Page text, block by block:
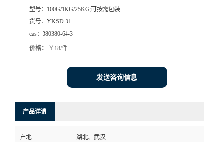
型号： 100G/1KG/25KG;可按需包装
货号： YKSD-01
cas： 380380-64-3
价格： ￥18/件
发送咨询信息
产品详请
产地 湖北、武汉